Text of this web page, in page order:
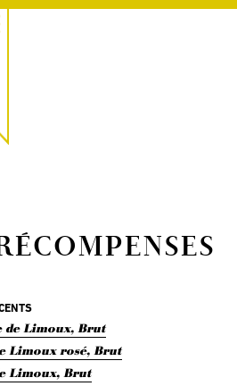
de Limoux, Brut
Limoux rosé, Brut
Limoux, Brut